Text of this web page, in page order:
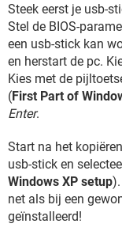
Steek eerst je usb-
Stel de BIOS-
een usb-stick kan
en herstart de pc.
Kies met de
(First Part of
Enter.
Start na het
usb-stick en
Windows XP setup
net als bij een
geïnstalleerd!